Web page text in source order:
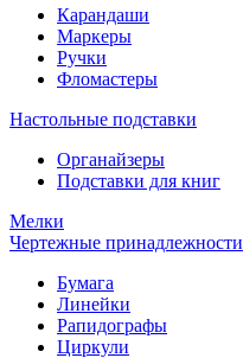
Карандаши
Маркеры
Ручки
Фломастеры
Настольные подставки
Органайзеры
Подставки для книг
Мелки
Чертежные принадлежности
Бумага
Линейки
Рапидографы
Циркули